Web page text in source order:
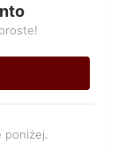
poniżej.